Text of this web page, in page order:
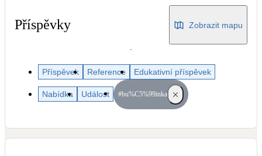
Na přípravu teplé vody i přitápění
Příspěvky Zobrazit mapu
Příspěvek Reference Edukativní příspěvek
Nabídka Událost #bu%C5%99inka